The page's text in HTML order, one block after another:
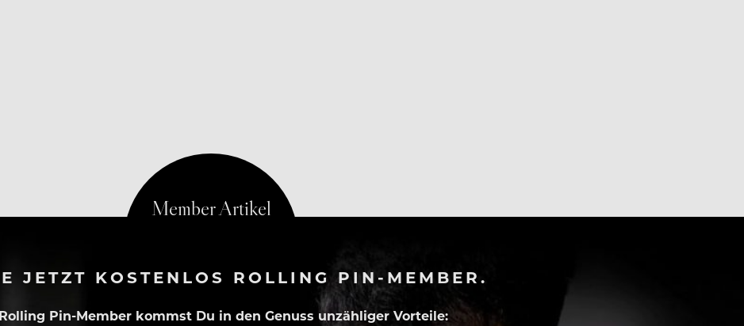
JETZT KOSTENLOS ROLLING PIN-MEMBER.
Pin-Member kommst Du in den Genuss unzähliger Vorteile: